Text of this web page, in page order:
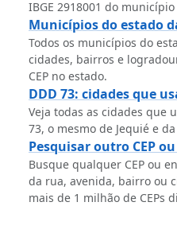
IBGE 2918001 do
Municípios do estado
Todos os municípios do
cidades, bairros e
CEP no estado.
DDD 73: cidades que
Veja todas as cidades que
73, o mesmo de Jequié e
Pesquisar outro CEP
Busque qualquer CEP ou
da rua, avenida, bairro ou
mais de 1 milhão de CEPs